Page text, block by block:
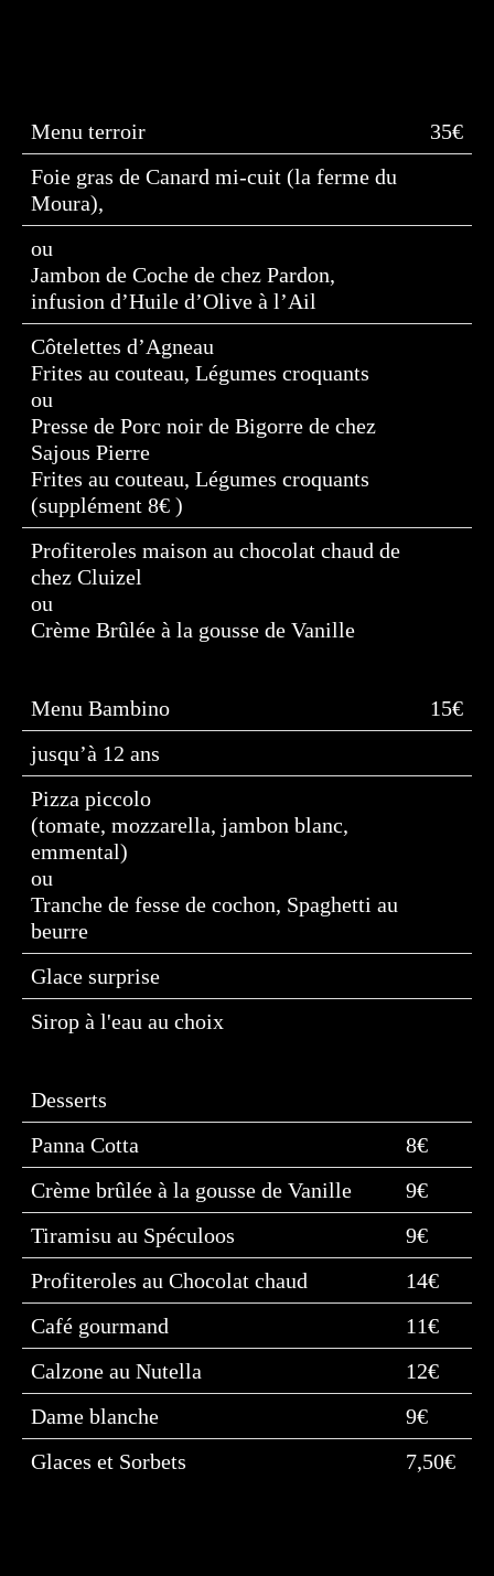
Menu terroir
35€
Foie gras de Canard mi-cuit (la ferme du
Moura),
ou
Jambon de Coche de chez Pardon,
infusion d’Huile d’Olive à l’Ail
Côtelettes d’Agneau
Frites au couteau, Légumes croquants
ou
Presse de Porc noir de Bigorre de chez
Sajous Pierre
Frites au couteau, Légumes croquants
(supplément 8€ )
Profiteroles maison au chocolat chaud de
chez Cluizel
ou
Crème Brûlée à la gousse de Vanille
Menu Bambino
15€
jusqu’à 12 ans
Pizza piccolo
(tomate, mozzarella, jambon blanc,
emmental)
ou
Tranche de fesse de cochon, Spaghetti au
beurre
Glace surprise
Sirop à l'eau au choix
Desserts
Panna Cotta
8€
Crème brûlée à la gousse de Vanille
9€
Tiramisu au Spéculoos
9€
Profiteroles au Chocolat chaud
14€
Café gourmand
11€
Calzone au Nutella
12€
Dame blanche
9€
Glaces et Sorbets
7,50€